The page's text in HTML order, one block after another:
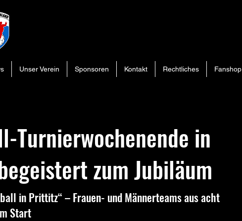
Unser Verein Sponsoren Kontakt Rechtliches Fanshop
Turnierwochenende in
zum Jubiläum
in Prittitz“ – Frauen- und Männerteams aus acht
Start